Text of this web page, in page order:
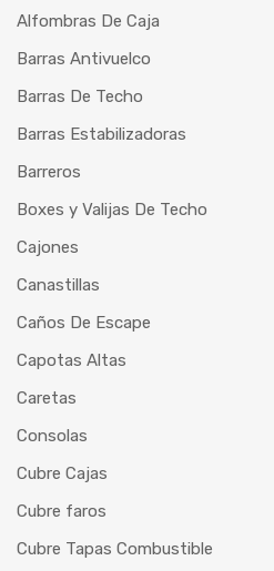
Alfombras De Caja
Barras Antivuelco
Barras De Techo
Barras Estabilizadoras
Barreros
Boxes y Valijas De Techo
Cajones
Canastillas
Caños De Escape
Capotas Altas
Caretas
Consolas
Cubre Cajas
Cubre faros
Cubre Tapas Combustible